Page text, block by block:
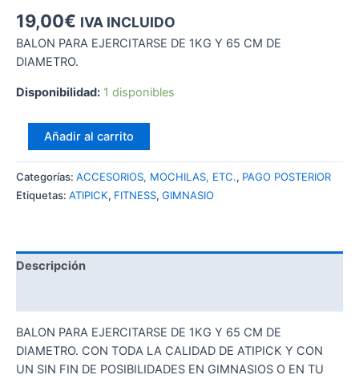
19,00€ IVA INCLUIDO
BALON PARA EJERCITARSE DE 1KG Y 65 CM DE
DIAMETRO.
Disponibilidad: 1 disponibles
BALON
PARA
1KG
Añadir al carrito
Categorías: ACCESORIOS, MOCHILAS, ETC., PAGO POSTERIOR
Etiquetas: ATIPICK, FITNESS, GIMNASIO
Descripción
BALON PARA EJERCITARSE DE 1KG Y 65 CM DE
DIAMETRO. CON TODA LA CALIDAD DE ATIPICK Y CON
UN SIN FIN DE POSIBILIDADES EN GIMNASIOS O EN TU